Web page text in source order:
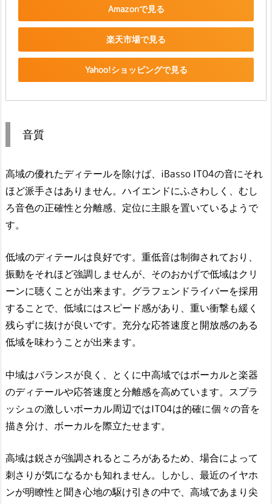
Amazonで見る
楽天市場で見る
Yahoo!ショッピングで見る
音質
高域の優れたディテールを除けば、iBasso IT04の音にそれ
ほど派手さはありません。ハイエンドにふさわしく、むし
ろ音色の正確性と分離感、定位に主眼を置いているようで
す。
低域のディテールは良好です。重低音は制御されており、
振動をそれほど強調しませんが、そのおかげで低域はクリ
ーンに聴くことが出来ます。グラフェンドライバーを採用
することで、低域にはスピード感があり、重い衝撃も緩く
残らずに抜けが良いです。充分な応答速度と開放感のある
低域を味わうことが出来ます。
中域はバランスが良く、とくに中高域ではボーカルと楽器
のディテールや応答速度と分離感を高めています。スプラ
ッシュの激しいボーカル周辺ではIT04は的確に個々の音を
描き分け、ボーカルを際立たせます。
高域は鋭さが強調されるところがあるため、場合によって
刺さりが気になるかも知れません。しかし、最近のイヤホ
ンが明瞭性と聞き心地の駆け引きの中で、高域であまり尖